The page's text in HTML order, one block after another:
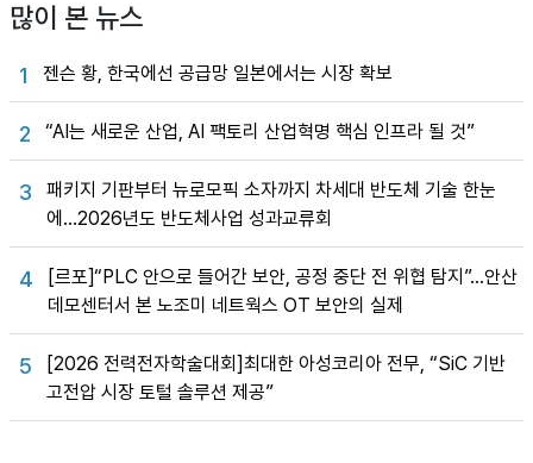
많이 본 뉴스
1 젠슨 황, 한국에선 공급망 일본에서는 시장 확보
2 “AI는 새로운 산업, AI 팩토리 산업혁명 핵심 인프라 될 것”
3
패키지 기판부터 뉴로모픽 소자까지 차세대 반도체 기술 한눈
에…2026년도 반도체사업 성과교류회
4
[르포]“PLC 안으로 들어간 보안, 공정 중단 전 위협 탐지”…안산
데모센터서 본 노조미 네트웍스 OT 보안의 실제
5
[2026 전력전자학술대회]최대한 아성코리아 전무, “SiC 기반
고전압 시장 토털 솔루션 제공”